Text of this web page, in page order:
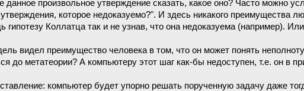
произвольное утверждение сказать, какое оно? Часто можно
утверждения, которое недоказуемо?". И здесь никакого
гипотезу Коллатца так и не узнав, что она недоказуема (например).
видел преимущество человека в том, что он может понять
до метатеории? А компьютеру этот шаг как-бы недоступен, т.е. он в
компьютер будет упорно решать порученную задачу даже